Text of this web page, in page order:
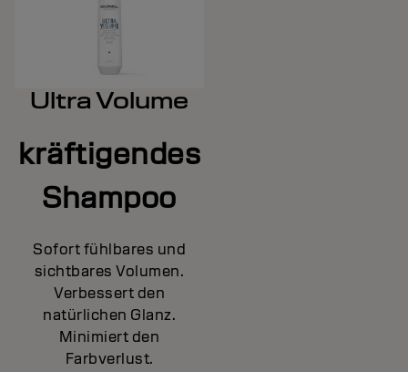
Ultra Volume
kräftigendes
Shampoo
Sofort fühlbares und
sichtbares Volumen.
Verbessert den
natürlichen Glanz.
Minimiert den
Farbverlust.